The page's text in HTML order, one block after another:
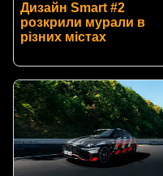
Дизайн Smart #2
розкрили мурали в
різних містах